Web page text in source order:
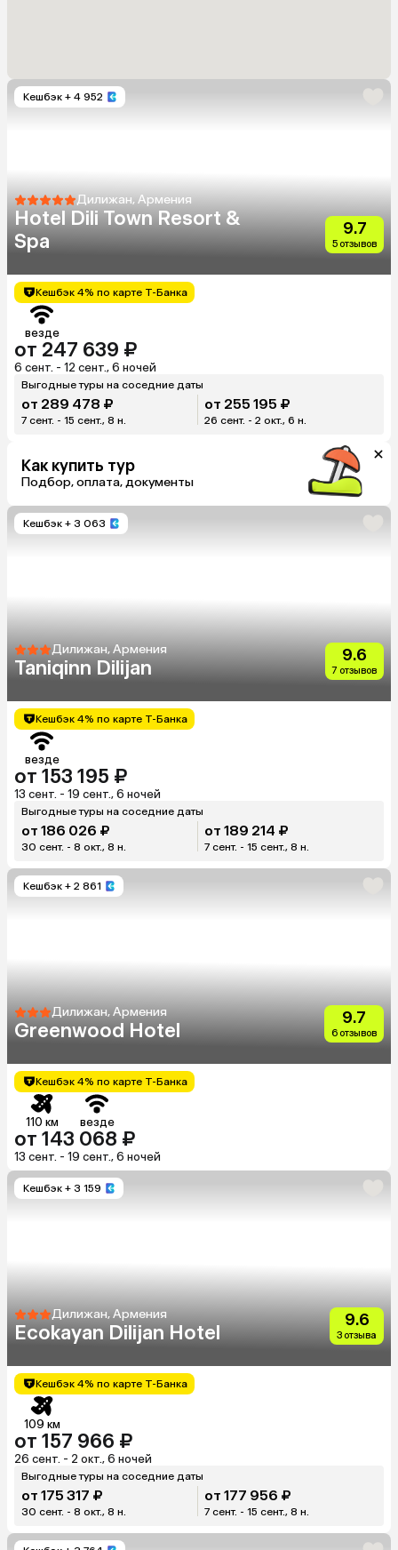
Кешбэк + 4 952
Дилижан, Армения
Hotel Dili Town Resort &
Spa
9.7
5 отзывов
Кешбэк 4% по карте Т-Банка
везде
от 247 639 ₽
6 сент. - 12 сент., 6 ночей
Выгодные туры на соседние даты
от 289 478 ₽
7 сент. - 15 сент., 8 н.
от 255 195 ₽
26 сент. - 2 окт., 6 н.
Как купить тур
Подбор, оплата, документы
Кешбэк + 3 063
Дилижан, Армения
Taniqinn Dilijan
9.6
7 отзывов
Кешбэк 4% по карте Т-Банка
везде
от 153 195 ₽
13 сент. - 19 сент., 6 ночей
Выгодные туры на соседние даты
от 186 026 ₽
30 сент. - 8 окт., 8 н.
от 189 214 ₽
7 сент. - 15 сент., 8 н.
Кешбэк + 2 861
Дилижан, Армения
Greenwood Hotel
9.7
6 отзывов
Кешбэк 4% по карте Т-Банка
110 км везде
от 143 068 ₽
13 сент. - 19 сент., 6 ночей
Кешбэк + 3 159
Дилижан, Армения
Ecokayan Dilijan Hotel
9.6
3 отзыва
Кешбэк 4% по карте Т-Банка
109 км
от 157 966 ₽
26 сент. - 2 окт., 6 ночей
Выгодные туры на соседние даты
от 175 317 ₽
30 сент. - 8 окт., 8 н.
от 177 956 ₽
7 сент. - 15 сент., 8 н.